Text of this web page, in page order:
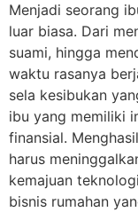
Menjadi seorang
luar biasa. Dari
suami, hingga
waktu rasanya
sela kesibukan
ibu yang memiliki
finansial.
harus
kemajuan
bisnis rumahan